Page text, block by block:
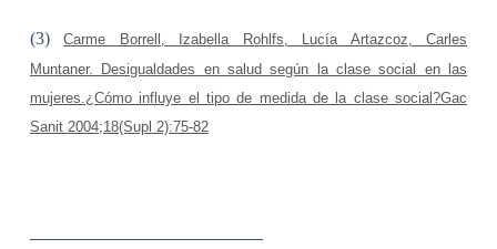
(3)
Carme Borrell, Izabella Rohlfs, Lucía Artazcoz, Carles
Muntaner. Desigualdades en salud según la clase social en las
mujeres.¿Cómo influye el tipo de medida de la clase social?Gac
Sanit 2004;18(Supl 2):75-82
——————————————